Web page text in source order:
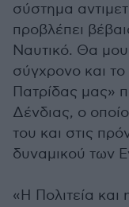
σύστημα
προβλέπει
Ναυτικό. Θα
σύγχρονο και το
Πατρίδας μας»
Δένδιας, ο
του και στις
δυναμικού των
«Η Πολιτεία και